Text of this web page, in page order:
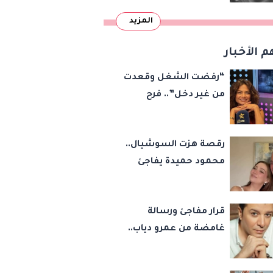
المزيد
الأخبار
“رفضت الشغل وقعدت
من غير دخل”.. فرح
اختفائها
رقصة هزت السوشيال..
محمود حميدة يفاجئ
«حرب الفراولة»
قرار مفاجئ ورسالة
غامضة من عمرو دياب..